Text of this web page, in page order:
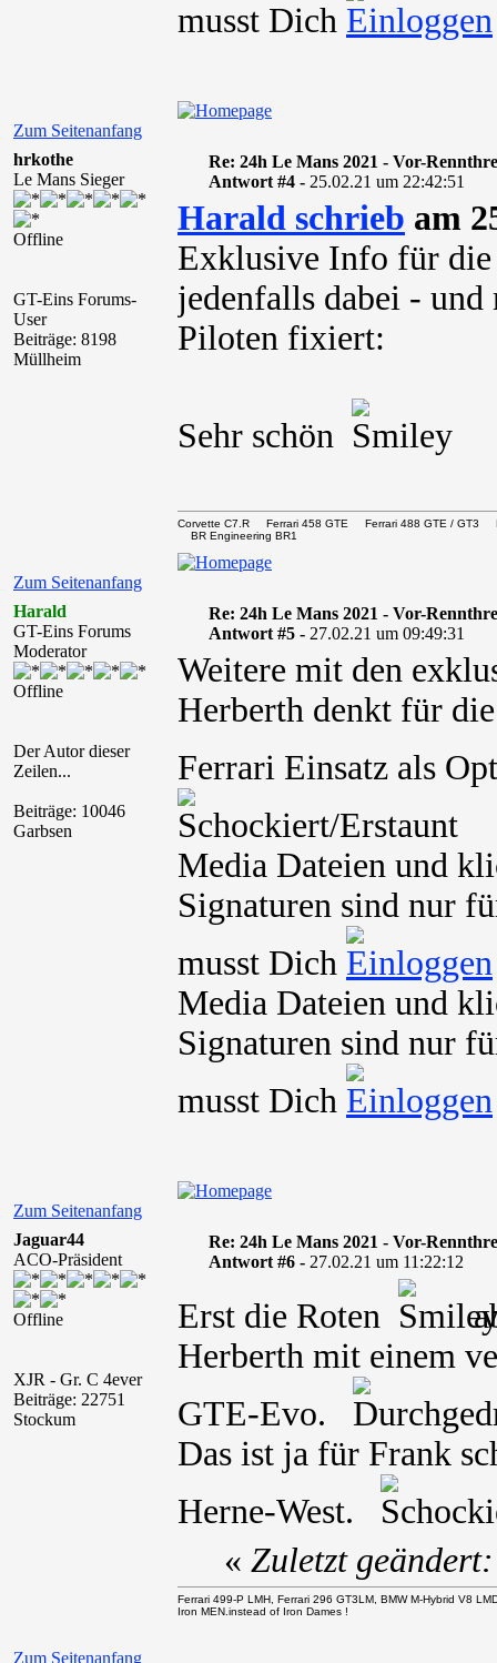
musst Dich
Zum Seitenanfang
hrkothe
Le Mans Sieger
Offline
GT-Eins Forums-
User
Beiträge: 8198
Müllheim
Re: 24h Le Mans 2021 - Vor-
Antwort #4 - 25.02.21 um 22:42:51
Harald schrieb am
Exklusive Info für
jedenfalls dabei - und
Piloten fixiert:
Sehr schön
Zum Seitenanfang
Corvette C7.R Ferrari 458 GTE Ferrari 488 GTE /
BR Engineering BR1
Harald
GT-Eins Forums
Moderator
Offline
Der Autor dieser
Zeilen...
Beiträge: 10046
Garbsen
Re: 24h Le Mans 2021 - Vor-
Antwort #5 - 27.02.21 um 09:49:31
Weitere mit den
Herberth denkt für
Ferrari Einsatz als
Media Dateien und
Signaturen sind nur
musst Dich
Media Dateien und
Signaturen sind nur
musst Dich
Zum Seitenanfang
Jaguar44
ACO-Präsident
Offline
XJR - Gr. C 4ever
Beiträge: 22751
Stockum
Re: 24h Le Mans 2021 - Vor-
Antwort #6 - 27.02.21 um 11:22:12
Erst die Roten
Herberth mit einem
GTE-Evo.
Das ist ja für Frank
Herne-West.
Zum Seitenanfang
« Zuletzt
Ferrari 499-P LMH, Ferrari 296 GT3LM, BMW M-Hybrid V8
Iron MEN.instead of Iron Dames !